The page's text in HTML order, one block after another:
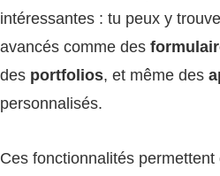
intéressantes : tu peux y
avancés comme des
des portfolios, et même des
personnalisés.
Ces fonctionnalités